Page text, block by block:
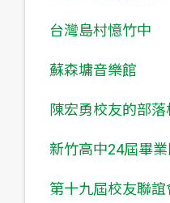
台灣島村憶竹中
蘇森墉音樂館
陳宏勇校友的部落
新竹高中24屆畢
第十九屆校友聯誼